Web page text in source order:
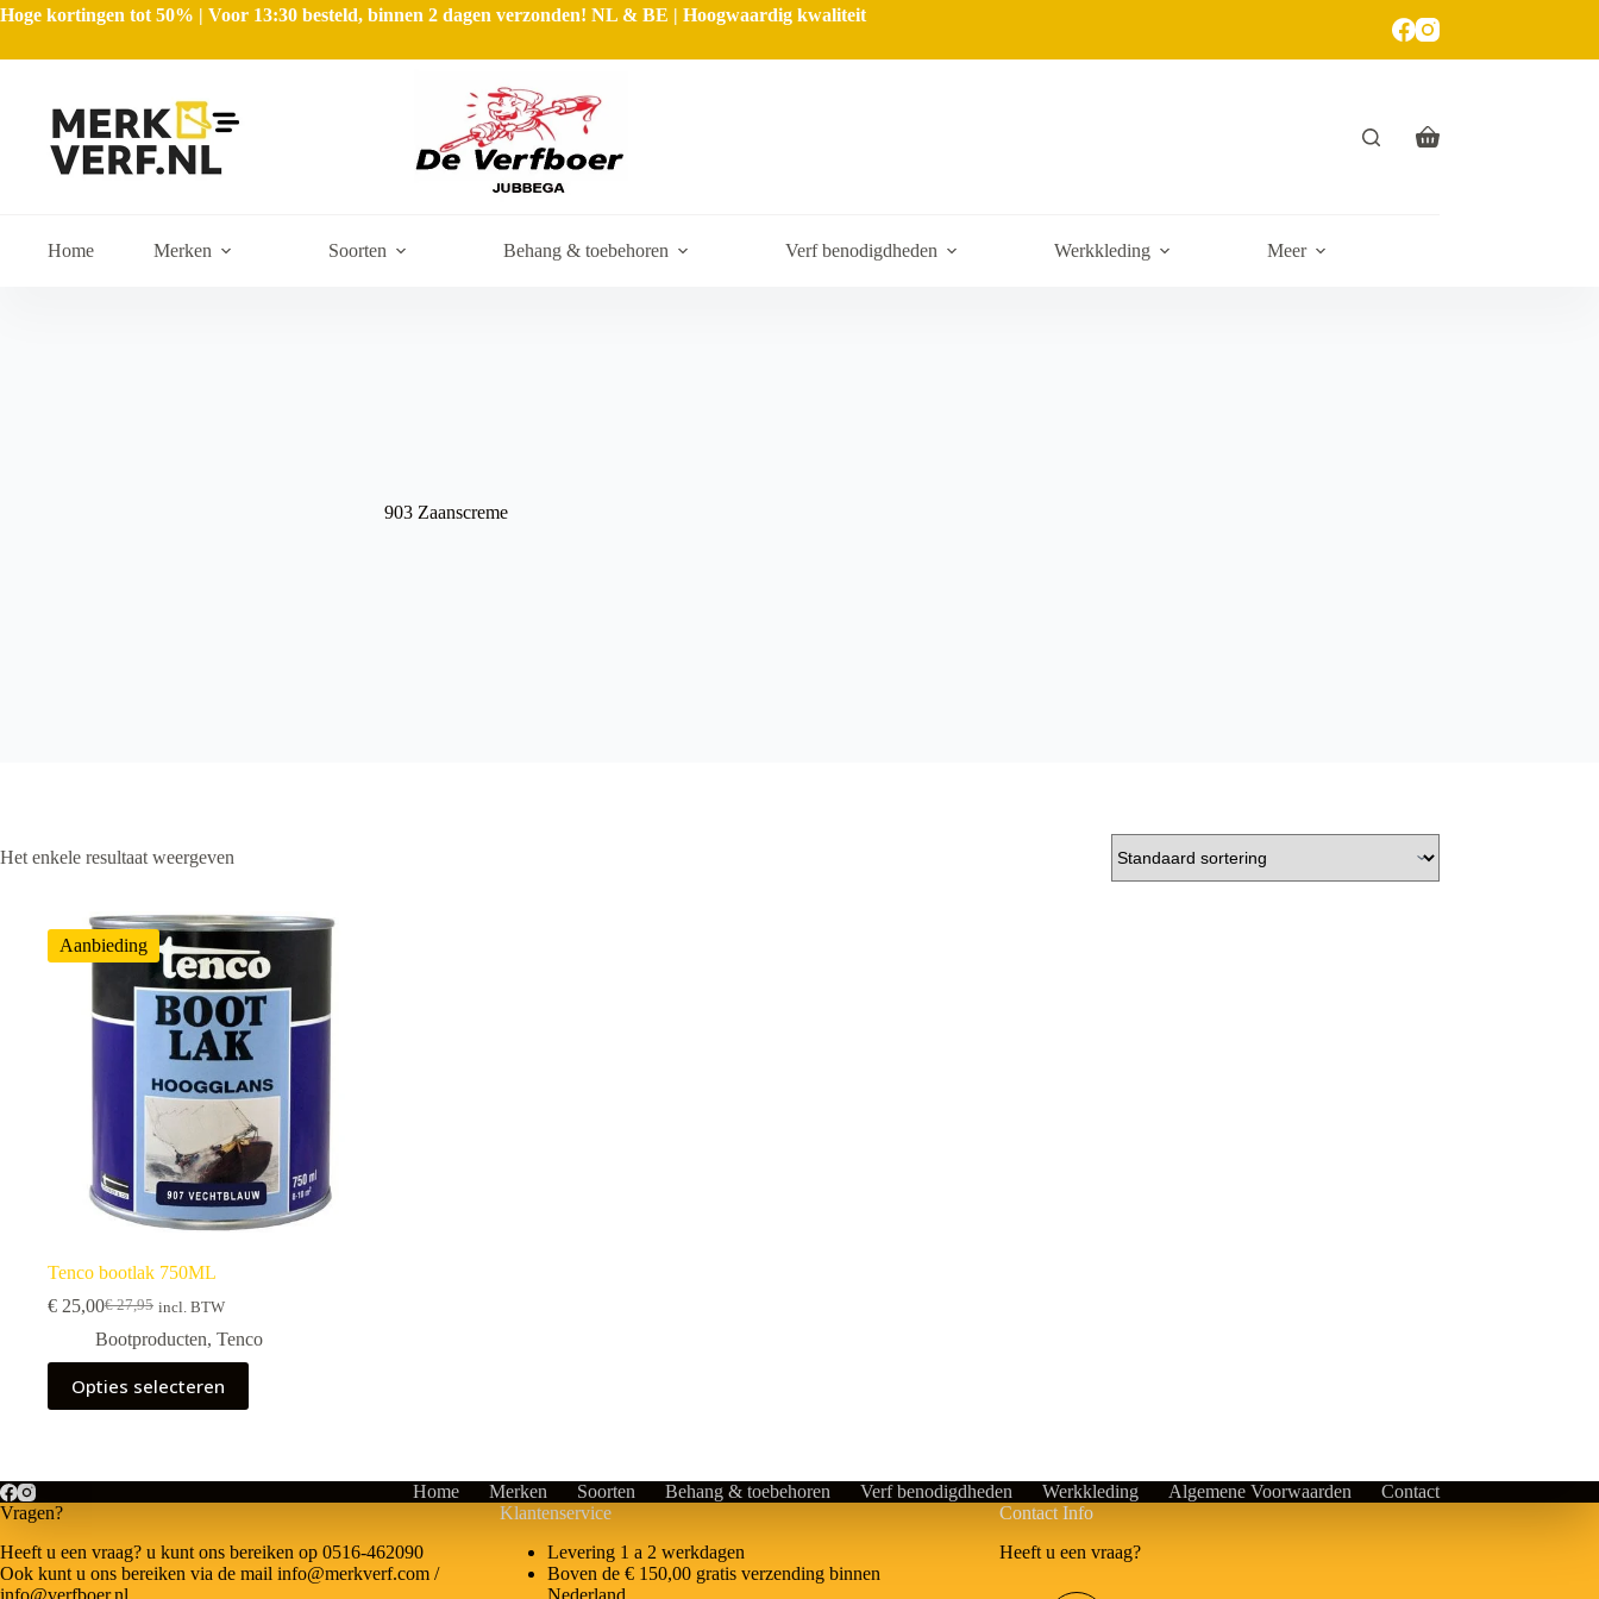
Hoge kortingen tot 50% | Voor 13:30 besteld, binnen 2 dagen verzonden! NL & BE | Hoogwaardig kwaliteit
Home Merken Soorten Behang & toebehoren Verf benodigdheden Werkkleding Meer
903 Zaanscreme
Het enkele resultaat weergeven
Aanbieding
Tenco bootlak 750ML
€27,95
€ 25,00 incl. BTW
Bootproducten, Tenco
Opties selecteren
Home Merken Soorten Behang & toebehoren Verf benodigdheden Werkkleding Algemene Voorwaarden
Contact
Vragen?
Heeft u een vraag? u kunt ons bereiken op 0516-462090
Ook kunt u ons bereiken via de mail info@merkverf.com /
info@verfboer.nl
Klantenservice
Levering 1 a 2 werkdagen
Boven de € 150,00 gratis verzending binnen
Nederland
Contact Info
Heeft u een vraag?